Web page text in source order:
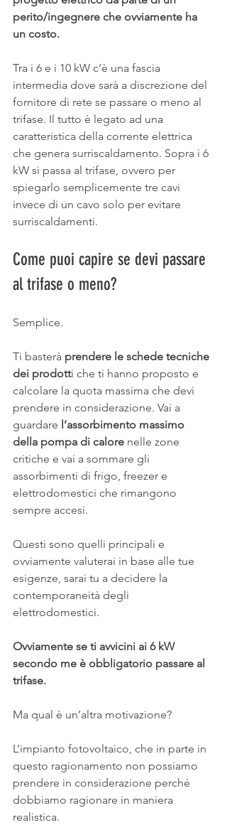
perito/ingegnere che ovviamente ha
un costo.
Tra i 6 e i 10 kW c’è una fascia
intermedia dove sarà a discrezione del
fornitore di rete se passare o meno al
trifase. Il tutto è legato ad una
caratteristica della corrente elettrica
che genera surriscaldamento. Sopra i 6
kW si passa al trifase, ovvero per
spiegarlo semplicemente tre cavi
invece di un cavo solo per evitare
surriscaldamenti.
Come puoi capire se devi passare
al trifase o meno?
Semplice.
Ti basterà prendere le schede tecniche
dei prodotti che ti hanno proposto e
calcolare la quota massima che devi
prendere in considerazione. Vai a
guardare l’assorbimento massimo
della pompa di calore nelle zone
critiche e vai a sommare gli
assorbimenti di frigo, freezer e
elettrodomestici che rimangono
sempre accesi.
Questi sono quelli principali e
ovviamente valuterai in base alle tue
esigenze, sarai tu a decidere la
contemporaneità degli
elettrodomestici.
Ovviamente se ti avvicini ai 6 kW
secondo me è obbligatorio passare al
trifase.
Ma qual è un’altra motivazione?
L’impianto fotovoltaico, che in parte in
questo ragionamento non possiamo
prendere in considerazione perché
dobbiamo ragionare in maniera
realistica.